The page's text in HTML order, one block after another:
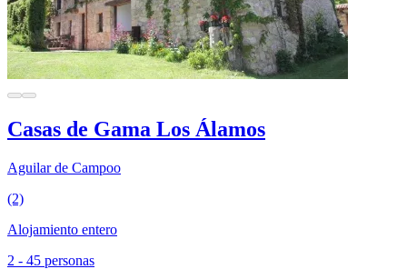
Casas de Gama Los Álamos
Aguilar de Campoo
(2)
Alojamiento entero
2 - 45 personas